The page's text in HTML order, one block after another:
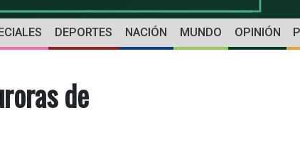
DEPORTES NACIÓN MUNDO OPINIÓN
de